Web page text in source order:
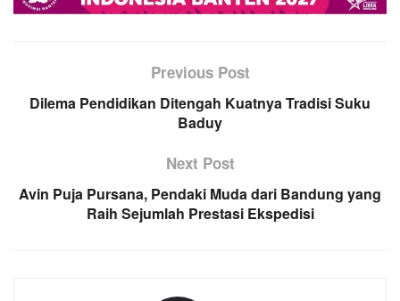
Previous Post
Dilema Pendidikan Ditengah Kuatnya Tradisi Suku
Baduy
Next Post
Avin Puja Pursana, Pendaki Muda dari Bandung yang
Raih Sejumlah Prestasi Ekspedisi